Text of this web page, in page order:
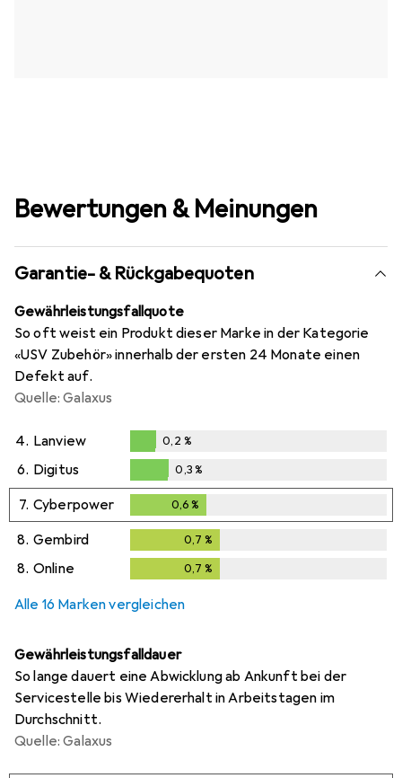
Bewertungen & Meinungen
Garantie- & Rückgabequoten
Gewährleistungsfallquote
So oft weist ein Produkt dieser Marke in der Kategorie
«USV Zubehör» innerhalb der ersten 24 Monate einen
Defekt auf.
Quelle: Galaxus
4. Lanview
0,2%
0,2 %
6. Digitus
0,3%
0,3%
7. Cyberpower 0,6 %
8. Gembird 0,7 %
8. Online 0,7 %
Alle 16 Marken vergleichen
Gewährleistungsfalldauer
So lange dauert eine Abwicklung ab Ankunft bei der
Servicestelle bis Wiedererhalt in Arbeitstagen im
Durchschnitt.
Quelle: Galaxus